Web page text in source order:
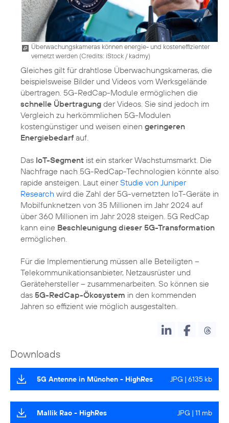
Überwachungskameras können energie- und kosteneffizienter
vernetzt werden (Credits: iStock / kadmy)
Gleiches gilt für drahtlose Überwachungskameras, die
beispielsweise Bilder und Videos vom Werksgelände
übertragen. 5G-RedCap-Module ermöglichen die
schnelle Übertragung der Videos. Sie sind jedoch im
Vergleich zu herkömmlichen 5G-Modulen
kostengünstiger und weisen einen geringeren
Energiebedarf auf.
Das IoT-Segment ist ein starker Wachstumsmarkt. Die
Nachfrage nach 5G-RedCap-Technologien könnte also
rapide ansteigen. Laut einerStudie von Juniper
Research wird die Zahl der 5G-vernetzten IoT-Geräte in
Mobilfunknetzen von 35 Millionen im Jahr 2024 auf
über 360 Millionen im Jahr 2028 steigen. 5G RedCap
kann eine Beschleunigung dieser 5G-Transformation
ermöglichen.
Für die Implementierung müssen alle Beteiligten –
Telekommunikationsanbieter, Netzausrüster und
Gerätehersteller – zusammenarbeiten. So können sie
das 5G-RedCap-Ökosystem in den kommenden
Jahren so effizient wie möglich ausgestalten.
Downloads
5G Antenne in München - HighRes JPG | 6135 kb
Mallik Rao - HighRes JPG | 11 mb